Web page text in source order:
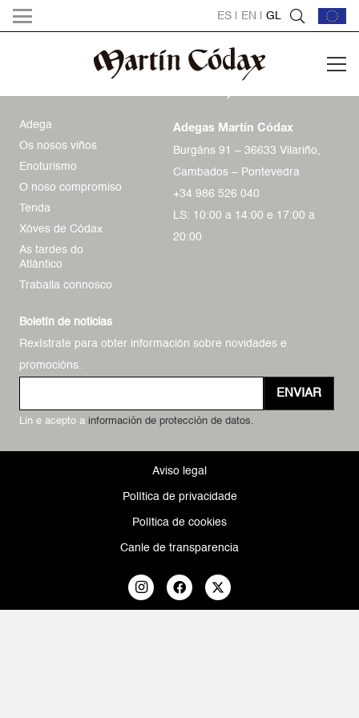
ES EN GL
Adega
Os nosos viños
Enoturismo
O noso compromiso
Tenda
Xóves de Códax
As tardes do
Atlántico
Traballa connosco
Adegas Martín Códax
Burgáns 91 – 36633 Vilariño,
Cambados – Pontevedra
+34 986 526 040
LS: 10:00 a 14:00 e 17:00 a
20:00
Boletín de noticias
Rexístrate para obter información sobre novidades e
promocións.
ENVIAR
Lin e acepto a información de protección de datos.
Aviso legal
Política de privacidade
Política de cookies
Canle de transparencia